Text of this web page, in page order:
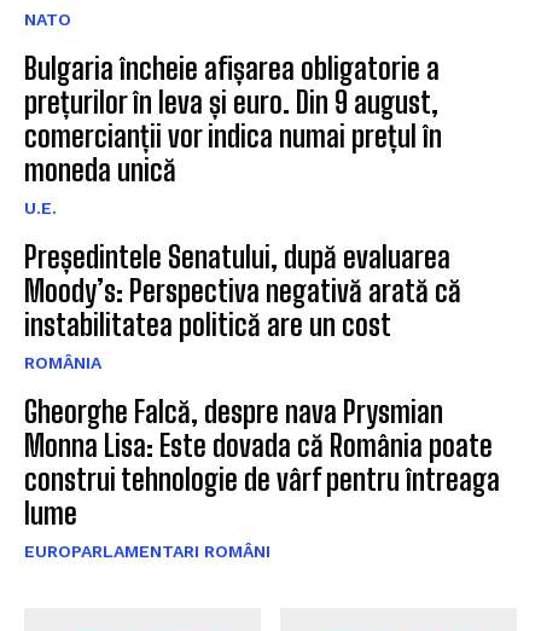
NATO
Bulgaria încheie afișarea obligatorie a
prețurilor în leva și euro. Din 9 august,
comercianții vor indica numai prețul în
moneda unică
U.E.
Președintele Senatului, după evaluarea
Moody’s: Perspectiva negativă arată că
instabilitatea politică are un cost
ROMÂNIA
Gheorghe Falcă, despre nava Prysmian
Monna Lisa: Este dovada că România poate
construi tehnologie de vârf pentru întreaga
lume
EUROPARLAMENTARI ROMÂNI